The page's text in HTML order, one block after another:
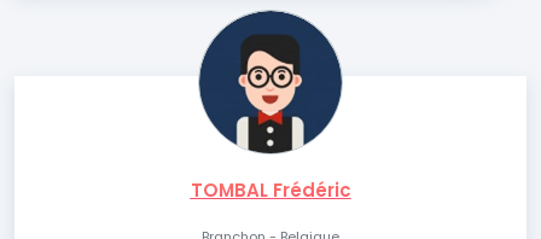
TOMBAL Frédéric